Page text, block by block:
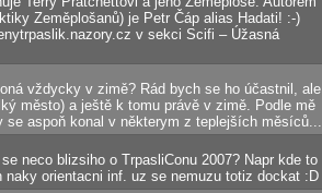
Zeměplošanů) je Petr Čáp alias Hadati! :-)
v sekci Scifi – Úžasná
vždycky v zimě? Rád bych se ho účastnil, ale
město) a ještě k tomu právě v zimě. Podle mě
se aspoň konal v některym z teplejších měsíců...
neco blizsiho o TrpasliConu 2007? Napr kde to
naky orientacni inf. uz se nemuzu totiz dockat :D